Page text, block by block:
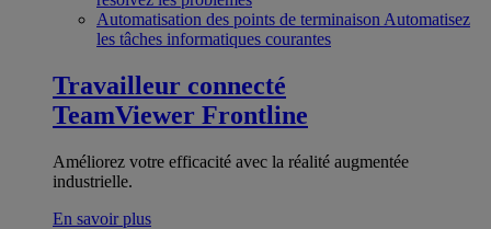
Automatisation des points de terminaison Automatisez
les tâches informatiques courantes
Travailleur connecté
TeamViewer Frontline
Améliorez votre efficacité avec la réalité augmentée
industrielle.
En savoir plus